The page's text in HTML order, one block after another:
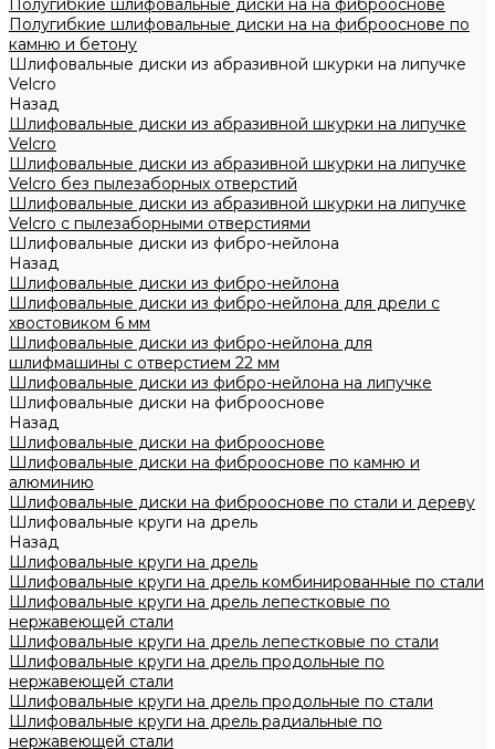
Полугибкие шлифовальные диски на на фиброоснове
Полугибкие шлифовальные диски на на фиброоснове по
камню и бетону
Шлифовальные диски из абразивной шкурки на липучке
Velcro
Назад
Шлифовальные диски из абразивной шкурки на липучке
Velcro
Шлифовальные диски из абразивной шкурки на липучке
Velcro без пылезаборных отверстий
Шлифовальные диски из абразивной шкурки на липучке
Velcro с пылезаборными отверстиями
Шлифовальные диски из фибро-нейлона
Назад
Шлифовальные диски из фибро-нейлона
Шлифовальные диски из фибро-нейлона для дрели с
хвостовиком 6 мм
Шлифовальные диски из фибро-нейлона для
шлифмашины с отверстием 22 мм
Шлифовальные диски из фибро-нейлона на липучке
Шлифовальные диски на фиброоснове
Назад
Шлифовальные диски на фиброоснове
Шлифовальные диски на фиброоснове по камню и
алюминию
Шлифовальные диски на фиброоснове по стали и дереву
Шлифовальные круги на дрель
Назад
Шлифовальные круги на дрель
Шлифовальные круги на дрель комбинированные по стали
Шлифовальные круги на дрель лепестковые по
нержавеющей стали
Шлифовальные круги на дрель лепестковые по стали
Шлифовальные круги на дрель продольные по
нержавеющей стали
Шлифовальные круги на дрель продольные по стали
Шлифовальные круги на дрель радиальные по
нержавеющей стали